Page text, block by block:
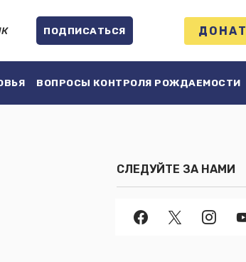
ПОДПИСАТЬСЯ ДОНАТ
ВОПРОСЫ КОНТРОЛЯ РОЖДАЕМОСТИ
СЛЕДУЙТЕ ЗА НАМИ